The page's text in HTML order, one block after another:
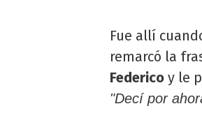
Fue allí
remarcó la
Federico y le
"Decí por